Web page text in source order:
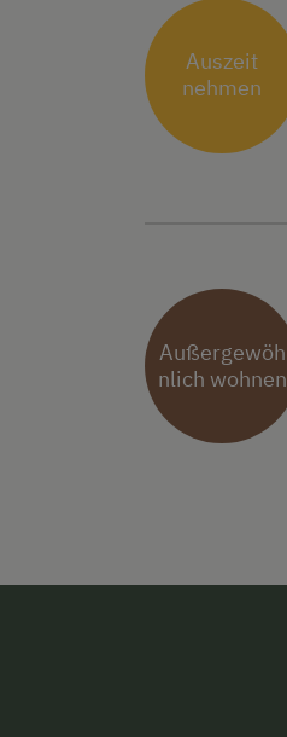
Auszeit
nehmen
Außergewöh
nlich wohnen